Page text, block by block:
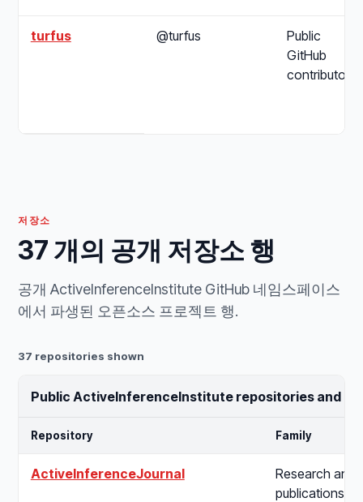
turfus @turfus
Public
GitHub
contributor
저장소
37 개의 공개 저장소 행
공개 ActiveInferenceInstitute GitHub 네임스페이스
에서 파생된 오픈소스 프로젝트 행.
37 repositories shown
Public ActiveInferenceInstitute repositories and
Repository Family
ActiveInferenceJournal
Research and
publications